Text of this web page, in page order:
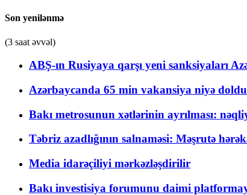
Son yenilənmə
(3 saat əvvəl)
ABŞ-ın Rusiyaya qarşı yeni sanksiyaları
Azərbaycanda 65 min vakansiya niyə
Bakı metrosunun xətlərinin ayrılması:
Təbriz azadlığının salnaməsi: Məşrutə
Media idarəçiliyi mərkəzləşdirilir
Bakı investisiya forumunu daimi